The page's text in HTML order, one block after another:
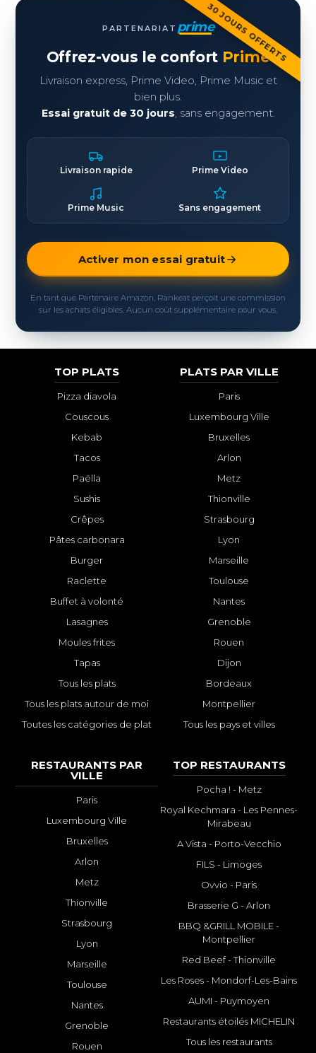
30 JOURS OFFERTS
PARTENARIAT prime
Offrez-vous le confort Prime
Livraison express, Prime Video, Prime Music et
bien plus.
Essai gratuit de 30 jours, sans engagement.
Livraison rapide Prime Video
Prime Music Sans engagement
Activer mon essai gratuit
En tant que Partenaire Amazon, Rankeat perçoit une commission
sur les achats éligibles. Aucun coût supplémentaire pour vous.
TOP PLATS
Pizza diavola
Couscous
Kebab
Tacos
Paëlla
Sushis
Crêpes
Pâtes carbonara
Burger
Raclette
Buffet à volonté
Lasagnes
Moules frites
Tapas
Tous les plats
Tous les plats autour de moi
Toutes les catégories de plat
PLATS PAR VILLE
Paris
Luxembourg Ville
Bruxelles
Arlon
Metz
Thionville
Strasbourg
Lyon
Marseille
Toulouse
Nantes
Grenoble
Rouen
Dijon
Bordeaux
Montpellier
Tous les pays et villes
RESTAURANTS PAR
VILLE
Paris
Luxembourg Ville
Bruxelles
Arlon
Metz
Thionville
Strasbourg
Lyon
Marseille
Toulouse
Nantes
Grenoble
Rouen
TOP RESTAURANTS
Pocha ! - Metz
Royal Kechmara - Les Pennes-
Mirabeau
A Vista - Porto-Vecchio
FILS - Limoges
Ovvio - Paris
Brasserie G - Arlon
BBQ &GRILL MOBILE -
Montpellier
Red Beef - Thionville
Les Roses - Mondorf-Les-Bains
AUMI - Puymoyen
Restaurants étoilés MICHELIN
Tous les restaurants